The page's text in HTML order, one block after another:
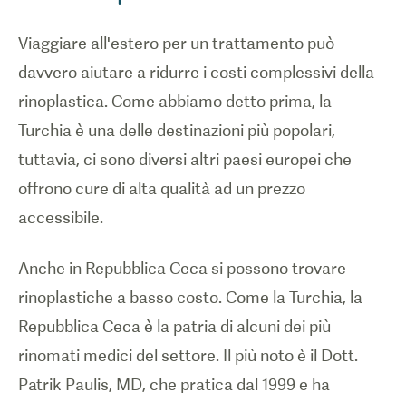
Viaggiare all'estero per un trattamento può
davvero aiutare a ridurre i costi complessivi della
rinoplastica. Come abbiamo detto prima, la
Turchia è una delle destinazioni più popolari,
tuttavia, ci sono diversi altri paesi europei che
offrono cure di alta qualità ad un prezzo
accessibile.
Anche in Repubblica Ceca si possono trovare
rinoplastiche a basso costo. Come la Turchia, la
Repubblica Ceca è la patria di alcuni dei più
rinomati medici del settore. Il più noto è il Dott.
Patrik Paulis, MD, che pratica dal 1999 e ha